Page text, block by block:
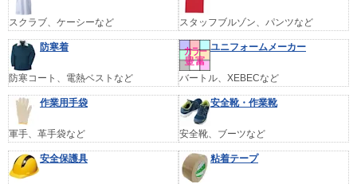
スクラブ、ケーシーなど スタッフブルゾン、パンツなど
防寒着
防寒コート、電熱ベストなど
ユニフォームメーカー
バートル、XEBECなど
作業用手袋
軍手、革手袋など
安全靴・作業靴
安全靴、ブーツなど
安全保護具 粘着テープ